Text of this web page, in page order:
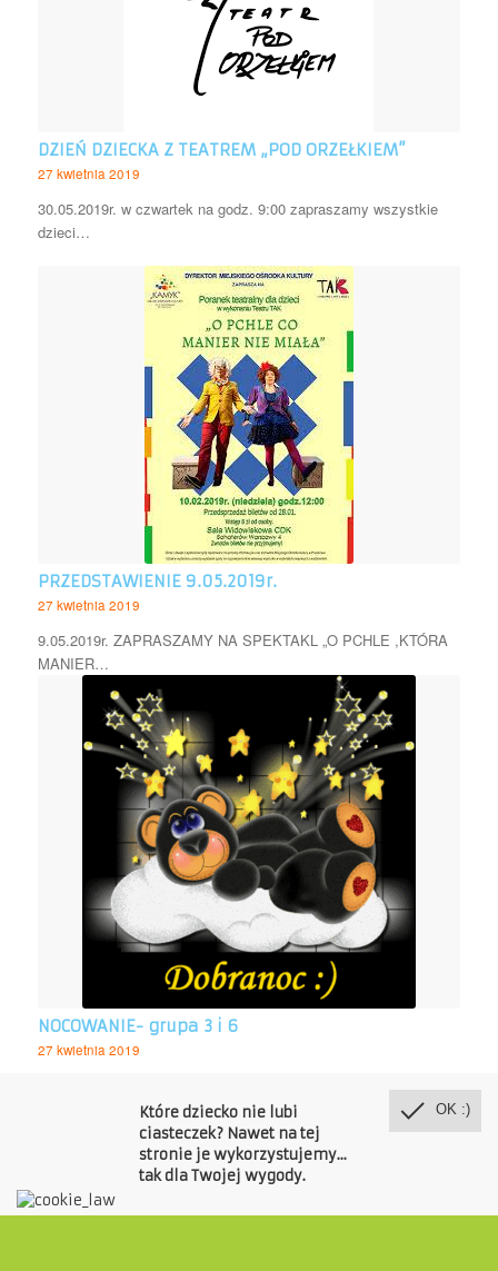
DZIEŃ DZIECKA Z TEATREM „POD ORZEŁKIEM”
27 kwietnia 2019
30.05.2019r. w czwartek na godz. 9:00 zapraszamy wszystkie
dzieci…
PRZEDSTAWIENIE 9.05.2019r.
27 kwietnia 2019
9.05.2019r. ZAPRASZAMY NA SPEKTAKL „O PCHLE ,KTÓRA
MANIER…
NOCOWANIE- grupa 3 i 6
27 kwietnia 2019
NOCOWANIE w przedszkolu dla starszaków 10.-11.05.19 grupa
3 17.-18.05.19.…
OK :)
Które dziecko nie lubi
ciasteczek? Nawet na tej
stronie je wykorzystujemy...
tak dla Twojej wygody.